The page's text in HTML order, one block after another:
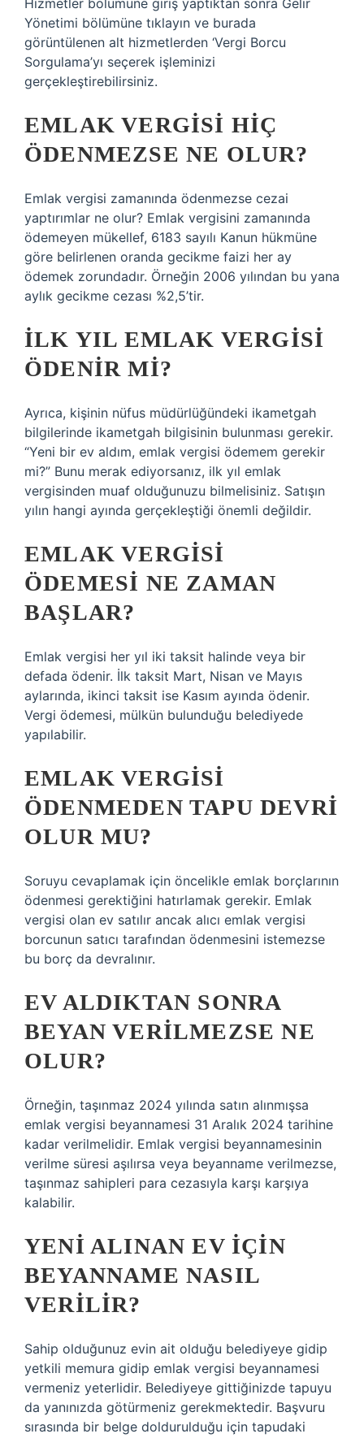
Hizmetler bölümüne giriş yaptıktan sonra Gelir
Yönetimi bölümüne tıklayın ve burada
görüntülenen alt hizmetlerden ‘Vergi Borcu
Sorgulama’yı seçerek işleminizi
gerçekleştirebilirsiniz.
EMLAK VERGISI HIÇ
ÖDENMEZSE NE OLUR?
Emlak vergisi zamanında ödenmezse cezai
yaptırımlar ne olur? Emlak vergisini zamanında
ödemeyen mükellef, 6183 sayılı Kanun hükmüne
göre belirlenen oranda gecikme faizi her ay
ödemek zorundadır. Örneğin 2006 yılından bu yana
aylık gecikme cezası %2,5’tir.
İLK YIL EMLAK VERGISI
ÖDENIR MI?
Ayrıca, kişinin nüfus müdürlüğündeki ikametgah
bilgilerinde ikametgah bilgisinin bulunması gerekir.
“Yeni bir ev aldım, emlak vergisi ödemem gerekir
mi?” Bunu merak ediyorsanız, ilk yıl emlak
vergisinden muaf olduğunuzu bilmelisiniz. Satışın
yılın hangi ayında gerçekleştiği önemli değildir.
EMLAK VERGISI
ÖDEMESI NE ZAMAN
BAŞLAR?
Emlak vergisi her yıl iki taksit halinde veya bir
defada ödenir. İlk taksit Mart, Nisan ve Mayıs
aylarında, ikinci taksit ise Kasım ayında ödenir.
Vergi ödemesi, mülkün bulunduğu belediyede
yapılabilir.
EMLAK VERGISI
ÖDENMEDEN TAPU DEVRI
OLUR MU?
Soruyu cevaplamak için öncelikle emlak borçlarının
ödenmesi gerektiğini hatırlamak gerekir. Emlak
vergisi olan ev satılır ancak alıcı emlak vergisi
borcunun satıcı tarafından ödenmesini istemezse
bu borç da devralınır.
EV ALDIKTAN SONRA
BEYAN VERILMEZSE NE
OLUR?
Örneğin, taşınmaz 2024 yılında satın alınmışsa
emlak vergisi beyannamesi 31 Aralık 2024 tarihine
kadar verilmelidir. Emlak vergisi beyannamesinin
verilme süresi aşılırsa veya beyanname verilmezse,
taşınmaz sahipleri para cezasıyla karşı karşıya
kalabilir.
YENI ALINAN EV IÇIN
BEYANNAME NASIL
VERILIR?
Sahip olduğunuz evin ait olduğu belediyeye gidip
yetkili memura gidip emlak vergisi beyannamesi
vermeniz yeterlidir. Belediyeye gittiğinizde tapuyu
da yanınızda götürmeniz gerekmektedir. Başvuru
sırasında bir belge doldurulduğu için tapudaki